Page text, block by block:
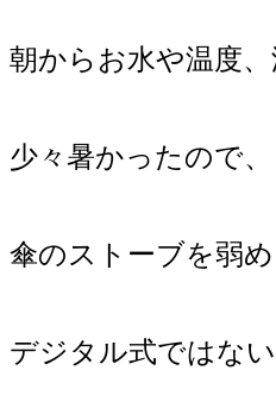
朝からお水や温度、
少々暑かったので、
傘のストーブを弱め
デジタル式ではな